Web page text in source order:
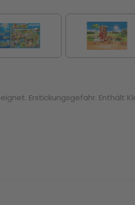
Erstickungsgefahr. Enthält